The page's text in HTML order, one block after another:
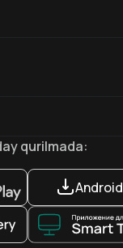
qurilmada:
Android